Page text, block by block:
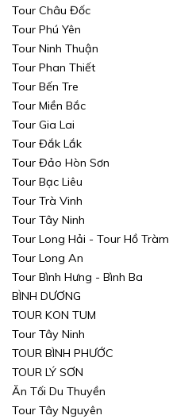
Tour Châu Đốc
Tour Phú Yên
Tour Ninh Thuận
Tour Phan Thiết
Tour Bến Tre
Tour Miền Bắc
Tour Gia Lai
Tour Đắk Lắk
Tour Đảo Hòn Sơn
Tour Bạc Liêu
Tour Trà Vinh
Tour Tây Ninh
Tour Long Hải - Tour Hồ Tràm
Tour Long An
Tour Bình Hưng - Bình Ba
BÌNH DƯƠNG
TOUR KON TUM
Tour Tây Ninh
TOUR BÌNH PHƯỚC
TOUR LÝ SƠN
Ăn Tối Du Thuyền
Tour Tây Nguyên